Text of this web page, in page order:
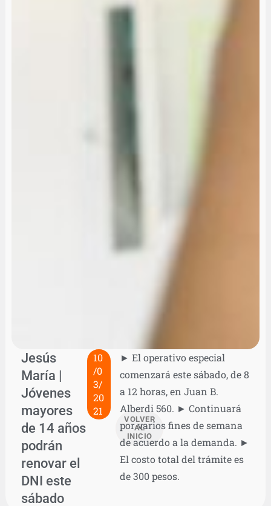
Jesús
María |
Jóvenes
mayores
de 14 años
podrán
renovar el
DNI este
sábado
10
/0
3/
20
21
VOLVER
AL
INICIO
► El operativo especial
comenzará este sábado, de 8
a 12 horas, en Juan B.
Alberdi 560. ► Continuará
por varios fines de semana
de acuerdo a la demanda. ►
El costo total del trámite es
de 300 pesos.